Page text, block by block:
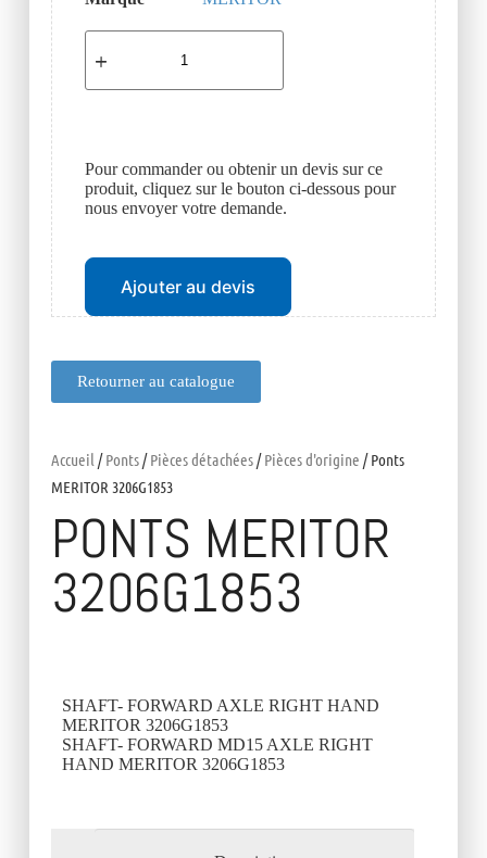
Retourner au catalogue
Accueil /Ponts/Pièces détachées/Pièces d'origine / Ponts
MERITOR 3206G1853
PONTS MERITOR
3206G1853
SHAFT- FORWARD AXLE RIGHT HAND
MERITOR 3206G1853
SHAFT- FORWARD MD15 AXLE RIGHT
HAND MERITOR 3206G1853
Pour commander ou obtenir un devis sur ce
produit, cliquez sur le bouton ci-dessous pour
nous envoyer votre demande.
Ajouter au devis